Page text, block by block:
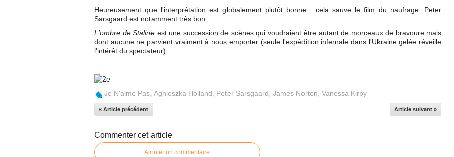
Heureusement que l'interprétation est globalement plutôt bonne : cela sauve le film du naufrage. Peter
Sarsgaard est notamment très bon.
L'ombre de Staline est une succession de scènes qui voudraient être autant de morceaux de bravoure mais
dont aucune ne parvient vraiment à nous emporter (seule l'expédition infernale dans l'Ukraine gelée réveille
l'intérêt du spectateur)
Je N'aime Pas Agnieszka Holland Peter Sarsgaard James Norton Vanessa Kirby
« Article précédent Article suivant »
Commenter cet article
Ajouter un commentaire